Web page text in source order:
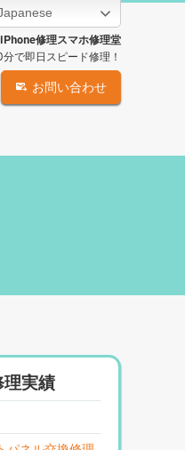
iPhone修理スマホ修理堂
で即日スピード修理！
お問い合わせ
実績